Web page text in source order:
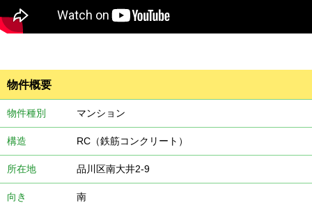
物件概要
物件種別 マンション
構造 RC（鉄筋コンクリート）
所在地 品川区南大井2-9
向き 南